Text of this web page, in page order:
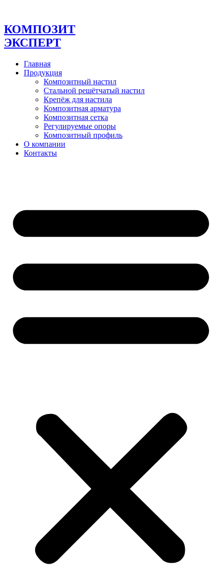
содержимому
КОМПОЗИТ
ЭКСПЕРТ
Главная
Продукция
Композитный настил
Стальной решётчатый настил
Крепёж для настила
Композитная арматура
Композитная сетка
Регулируемые опоры
Композитный профиль
О компании
Контакты